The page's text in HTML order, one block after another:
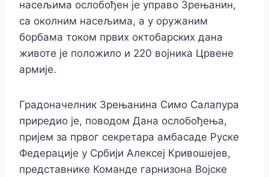
насељима ослобођен је управо Зрењанин,
са околним насељима, а у оружаним
борбама током првих октобарских дана
животе је положило и 220 војника Црвене
армије.
Градоначелник Зрењанина Симо Салапура
приредио је, поводом Дана ослобођења,
пријем за првог секретара амбасаде Руске
Федерације у Србији Алексеј Кривошејев,
представнике Команде гарнизона Војске